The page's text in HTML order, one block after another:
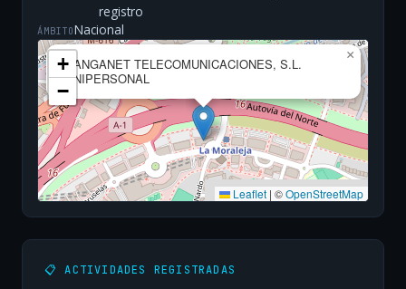
registro
ÁMBITONacional
SANGANET TELECOMUNICACIONES, S.L.
UNIPERSONAL
×
+
−
Leaflet | ©OpenStreetMap
📋 ACTIVIDADES REGISTRADAS